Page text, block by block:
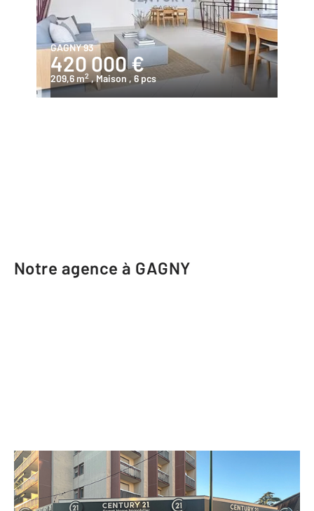
GAGNY 93
420 000 €
209,6 m2 , Maison , 6 pcs
Notre agence à GAGNY
CENTURY 21 Sweet Home Immobilier
20 bis avenue Jean Jaurès